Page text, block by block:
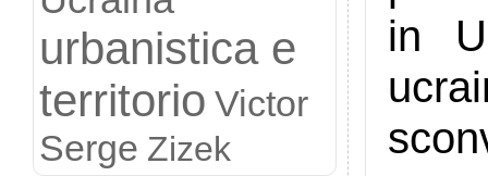
urbanistica e
territorio Victor
Serge Zizek
in